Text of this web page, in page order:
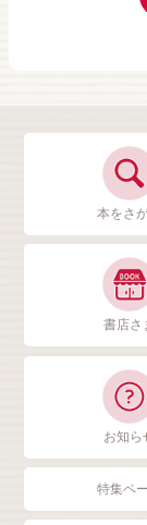
本をさ
書店さ
お知ら
特集ペ